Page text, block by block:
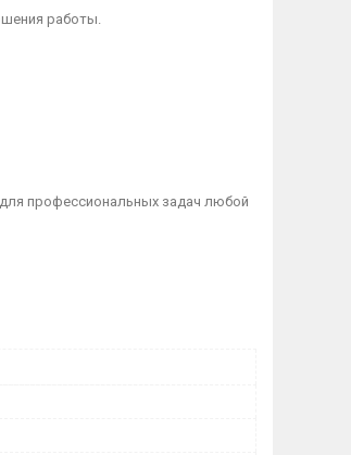
работы.
профессиональных задач любой